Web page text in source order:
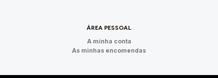
ÁREA PESSOAL
A minha conta
As minhas encomendas